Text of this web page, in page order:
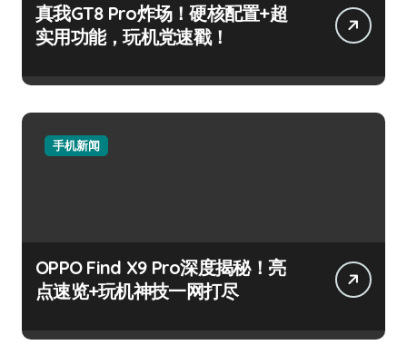
真我GT8 Pro炸场！硬核配置+超
实用功能，玩机党速戳！
手机新闻
OPPO Find X9 Pro深度揭秘！亮
点速览+玩机神技一网打尽